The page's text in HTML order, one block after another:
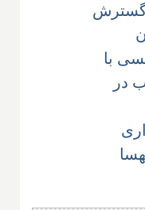
گسترش
با
در